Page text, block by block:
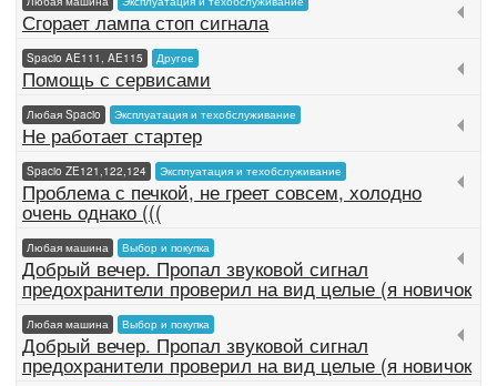
Сгорает лампа стоп сигнала
Spacio AE111, AE115 Другое
Помощь с сервисами
Любая Spacio Эксплуатация и техобслуживание
Не работает стартер
Spacio ZE121,122,124 Эксплуатация и техобслуживание
Проблема с печкой, не греет совсем, холодно
очень однако (((
Любая машина Выбор и покупка
Добрый вечер. Пропал звуковой сигнал
предохранители проверил на вид целые (я новичок
Любая машина Выбор и покупка
Добрый вечер. Пропал звуковой сигнал
предохранители проверил на вид целые (я новичок